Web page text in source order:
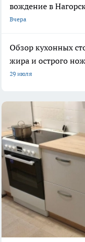
вождение в
Вчера
Обзор кухонных
жира и острого
29 июля